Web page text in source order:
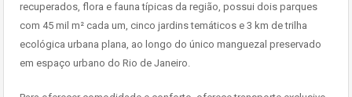
recuperados, flora e fauna típicas da região, possui dois parques
com 45 mil m² cada um, cinco jardins temáticos e 3 km de trilha
ecológica urbana plana, ao longo do único manguezal preservado
em espaço urbano do Rio de Janeiro.